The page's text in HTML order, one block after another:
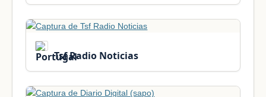
Tsf Radio Noticias